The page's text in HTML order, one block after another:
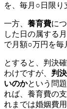
を、毎月○日限り
一方、 養育費に
した日の属する
で月額○万円を毎
とすると、判決
わけですが、 判
いのかという問
れば、養育費の
れまでは婚姻費